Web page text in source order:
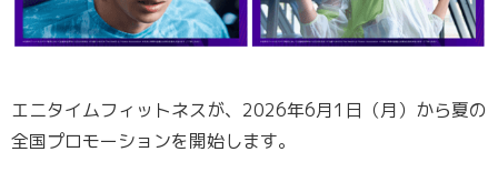
エニタイムフィットネスが、2026年6月1日（月）から夏の
全国プロモーションを開始します。